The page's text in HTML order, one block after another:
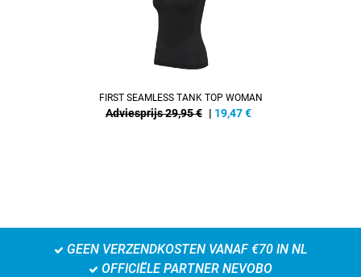
FIRST SEAMLESS TANK TOP WOMAN
Adviesprijs 29,95 € | 19,47€
GEEN VERZENDKOSTEN VANAF €70 IN NL
OFFICIËLE PARTNER NEVOBO